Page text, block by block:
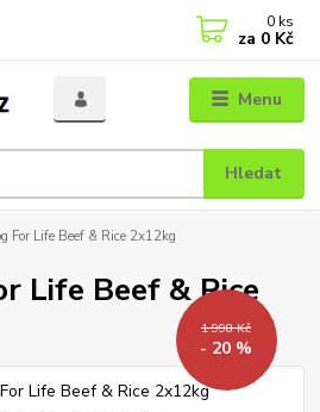
Menu
Hledat
0 ks
za 0 Kč
For Life Beef & Rice 2x12kg
Life Beef & Rice
1 998 Kč
- 20 %